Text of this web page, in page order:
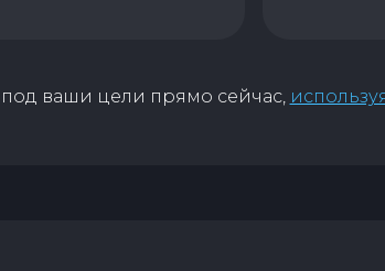
ваши цели прямо сейчас,